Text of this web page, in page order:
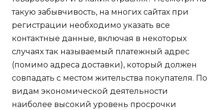
такую забывчивость, на многих сайтах при
регистрации необходимо указать все
контактные данные, включая в некоторых
случаях так называемый платежный адрес
(помимо адреса доставки), который должен
совпадать с местом жительства покупателя. По
видам экономической деятельности
наиболее высокий уровень просрочки